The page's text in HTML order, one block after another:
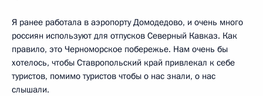
Я ранее работала в аэропорту Домодедово, и очень много
россиян используют для отпусков Северный Кавказ. Как
правило, это Черноморское побережье. Нам очень бы
хотелось, чтобы Ставропольский край привлекал к себе
туристов, помимо туристов чтобы о нас знали, о нас
слышали.